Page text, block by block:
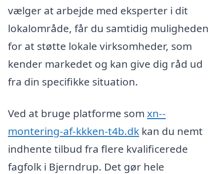
vælger at arbejde med eksperter i dit
lokalområde, får du samtidig muligheden
for at støtte lokale virksomheder, som
kender markedet og kan give dig råd ud
fra din specifikke situation.
Ved at bruge platforme som xn--
montering-af-kkken-t4b.dk kan du nemt
indhente tilbud fra flere kvalificerede
fagfolk i Bjerndrup. Det gør hele